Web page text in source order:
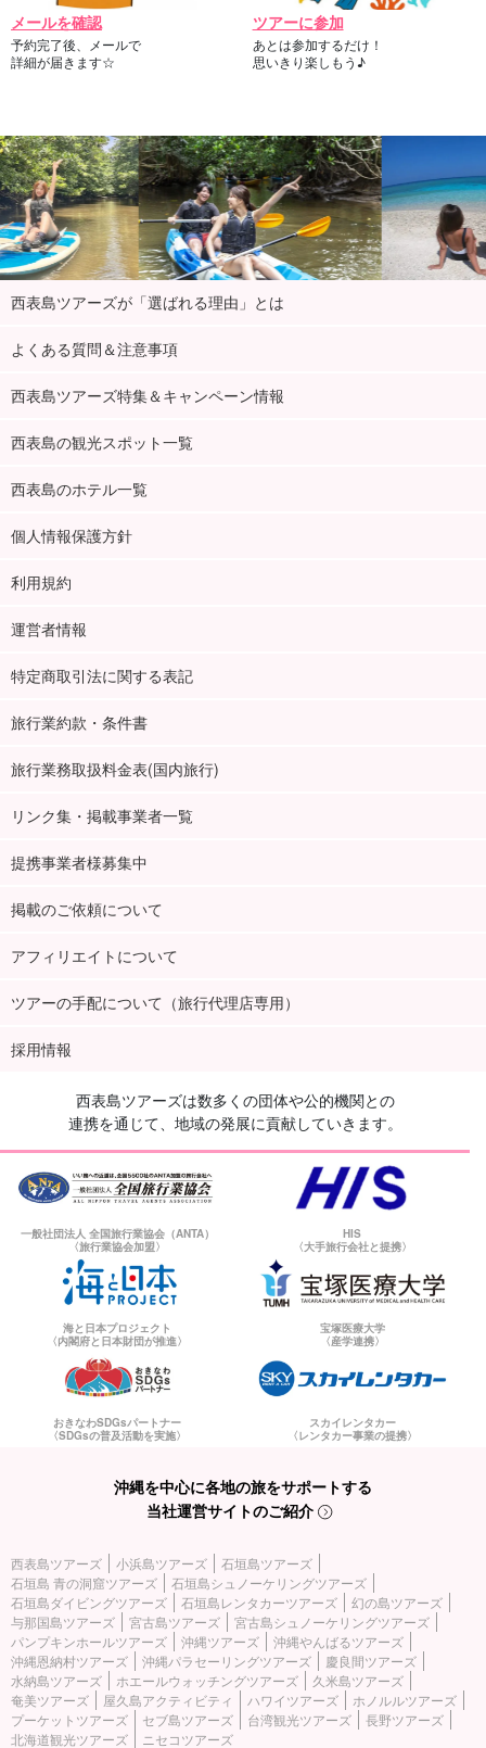
メールを確認
予約完了後、メールで
詳細が届きます☆
ツアーに参加
あとは参加するだけ！
思いきり楽しもう♪
西表島ツアーズが「選ばれる理由」とは
よくある質問＆注意事項
西表島ツアーズ特集＆キャンペーン情報
西表島の観光スポット一覧
西表島のホテル一覧
個人情報保護方針
利用規約
運営者情報
特定商取引法に関する表記
旅行業約款・条件書
旅行業務取扱料金表(国内旅行)
リンク集・掲載事業者一覧
提携事業者様募集中
掲載のご依頼について
アフィリエイトについて
ツアーの手配について（旅行代理店専用）
採用情報
西表島ツアーズは数多くの団体や公的機関との
連携を通じて、地域の発展に貢献していきます。
一般社団法人 全国旅行業協会（ANTA）
〈旅行業協会加盟〉
HIS
〈大手旅行会社と提携〉
海と日本プロジェクト
〈内閣府と日本財団が推進〉
宝塚医療大学
〈産学連携〉
おきなわSDGsパートナー
〈SDGsの普及活動を実施〉
スカイレンタカー
〈レンタカー事業の提携〉
沖縄を中心に各地の旅をサポートする
当社運営サイトのご紹介
西表島ツアーズ 小浜島ツアーズ
石垣島ツアーズ
石垣島 青の洞窟ツアーズ
石垣島シュノーケリングツアーズ
石垣島ダイビングツアーズ
石垣島レンタカーツアーズ
幻の島ツアーズ
与那国島ツアーズ
宮古島ツアーズ
宮古島シュノーケリングツアーズ
パンプキンホールツアーズ
沖縄ツアーズ
沖縄やんばるツアーズ
沖縄恩納村ツアーズ
沖縄パラセーリングツアーズ
慶良間ツアーズ
水納島ツアーズ
ホエールウォッチングツアーズ
久米島ツアーズ
奄美ツアーズ
屋久島アクティビティ ハワイツアーズ
ホノルルツアーズ
プーケットツアーズ
セブ島ツアーズ 台湾観光ツアーズ
長野ツアーズ
北海道観光ツアーズ
ニセコツアーズ